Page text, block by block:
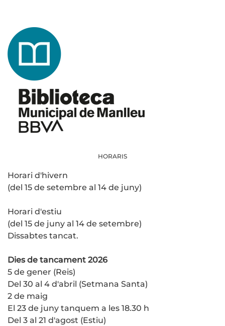
HORARIS
Horari d'hivern
(del 15 de setembre al 14 de juny)
Horari d'estiu
(del 15 de juny al 14 de setembre)
Dissabtes tancat.
Dies de tancament 2026
5 de gener (Reis)
Del 30 al 4 d'abril (Setmana Santa)
2 de maig
El 23 de juny tanquem a les 18.30 h
Del 3 al 21 d'agost (Estiu)